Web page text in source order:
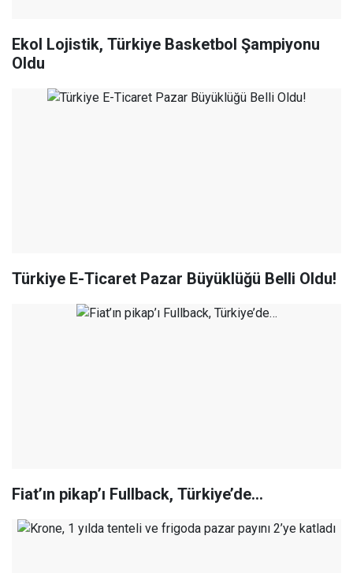
Ekol Lojistik, Türkiye Basketbol Şampiyonu
Oldu
Türkiye E-Ticaret Pazar Büyüklüğü Belli Oldu!
Fiat’ın pikap’ı Fullback, Türkiye’de…